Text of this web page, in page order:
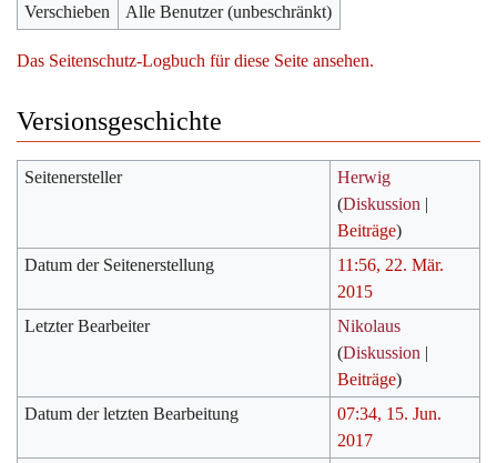
Verschieben
Alle Benutzer (unbeschränkt)
Das Seitenschutz-Logbuch für diese Seite ansehen.
Versionsgeschichte
Seitenersteller
Herwig
(Diskussion |
Beiträge)
Datum der Seitenerstellung
11:56, 22. Mär.
2015
Letzter Bearbeiter
Nikolaus
(Diskussion |
Beiträge)
Datum der letzten Bearbeitung
07:34, 15. Jun.
2017